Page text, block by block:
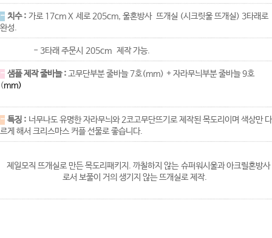
- 치수 : 가로 17cm X 세로 205cm, 울혼방사 뜨개실 (시크릿울 뜨개실) 3타래로
완성.
- 3타래 주문시 205cm 제작 가능.
- 샘플 제작 줄바늘 :고무단부분 줄바늘 7호(mm) + 자라무늬부분 줄바늘 9호
(mm)
- 특징 : 너무나도 유명한 자라무늬와 2코고무단뜨기로 제작된 목도리이며 색상만 다
르게 해서 크리스마스 커플 선물로 좋습니다.
제일모직 뜨개실로 만든 목도리패키지. 까칠하지 않는 슈퍼워시울과 아크릴혼방사
로서 보풀이 거의 생기지 않는 뜨개실로 제작.